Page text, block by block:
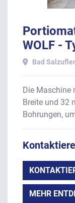
WOLF -
Baujahr
Bad
Die Maschine
Breite und 32
Bohrungen,
MEHR